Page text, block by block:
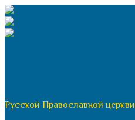
Перейти
к
содержимому
Русской Православной церкви